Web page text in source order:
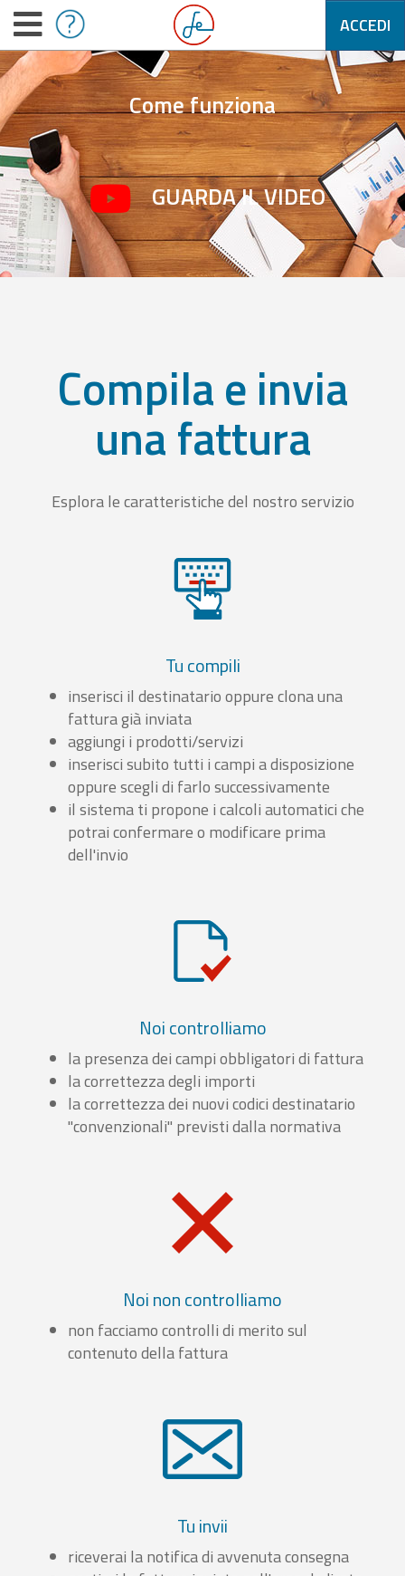
ACCEDI
Come funziona
GUARDA IL VIDEO
Compila e invia
una fattura
Esplora le caratteristiche del nostro servizio
Tu compili
inserisci il destinatario oppure clona una
fattura già inviata
aggiungi i prodotti/servizi
inserisci subito tutti i campi a disposizione
oppure scegli di farlo successivamente
il sistema ti propone i calcoli automatici che
potrai confermare o modificare prima
dell'invio
Noi controlliamo
la presenza dei campi obbligatori di fattura
la correttezza degli importi
la correttezza dei nuovi codici destinatario
"convenzionali" previsti dalla normativa
Noi non controlliamo
non facciamo controlli di merito sul
contenuto della fattura
Tu invii
riceverai la notifica di avvenuta consegna